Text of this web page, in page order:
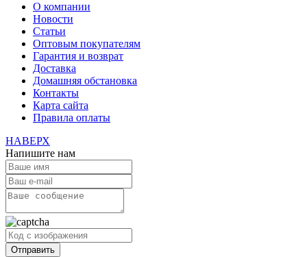
О компании
Новости
Статьи
Оптовым покупателям
Гарантия и возврат
Доставка
Домашняя обстановка
Контакты
Карта сайта
Правила оплаты
НАВЕРХ
Напишите нам